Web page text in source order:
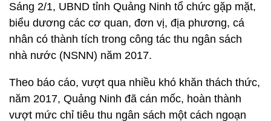
Sáng 2/1, UBND tỉnh Quảng Ninh tổ chức gặp mặt,
biểu dương các cơ quan, đơn vị, địa phương, cá
nhân có thành tích trong công tác thu ngân sách
nhà nước (NSNN) năm 2017.
Theo báo cáo, vượt qua nhiều khó khăn thách thức,
năm 2017, Quảng Ninh đã cán mốc, hoàn thành
vượt mức chỉ tiêu thu ngân sách một cách ngoạn